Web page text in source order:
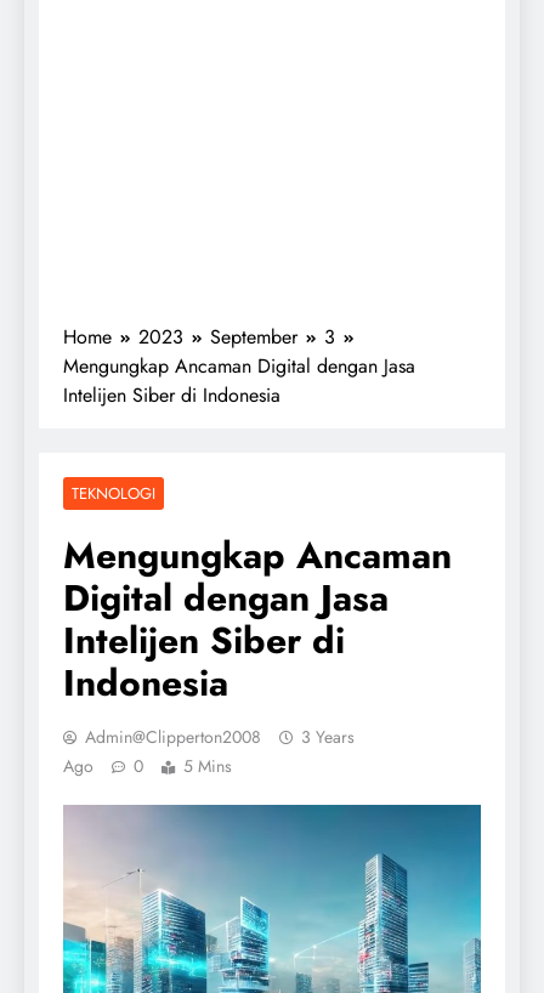
Home 2023 September
3
Mengungkap Ancaman Digital dengan Jasa
Intelijen Siber di Indonesia
TEKNOLOGI
Mengungkap Ancaman
Digital dengan Jasa
Intelijen Siber di
Indonesia
Admin@clipperton2008
3 Years
Ago
0 5 Mins